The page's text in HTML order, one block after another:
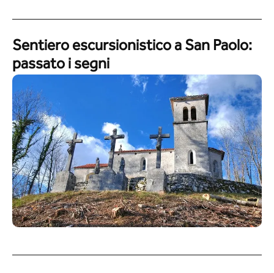
Sentiero escursionistico a San Paolo:
passato i segni